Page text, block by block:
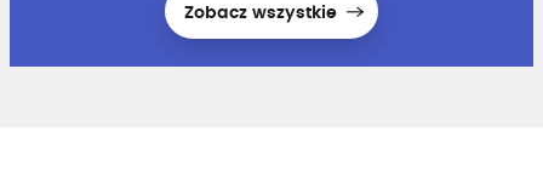
Zobacz wszystkie